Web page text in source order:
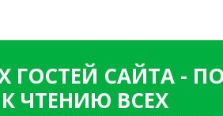
ГОСТЕЙ САЙТА -
ЧТЕНИЮ ВСЕХ